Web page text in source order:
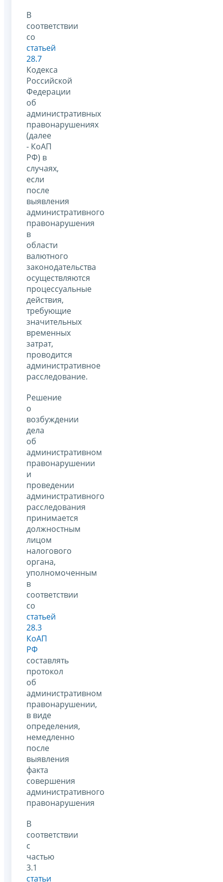
В
соответствии
со
статьей
28.7
Кодекса
Российской
Федерации
об
административных
правонарушениях
(далее
- КоАП
РФ) в
случаях,
если
после
выявления
административного
правонарушения
в
области
валютного
законодательства
осуществляются
процессуальные
действия,
требующие
значительных
временных
затрат,
проводится
административное
расследование.
Решение
о
возбуждении
дела
об
административном
правонарушении
и
проведении
административного
расследования
принимается
должностным
лицом
налогового
органа,
уполномоченным
в
соответствии
со
статьей
28.3
КоАП
РФ
составлять
протокол
об
административном
правонарушении,
в виде
определения,
немедленно
после
выявления
факта
совершения
административного
правонарушения
В
соответствии
с
частью
3.1
статьи